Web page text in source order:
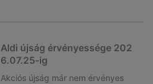
Aldi újság érvényessége 202
6.07.25-ig
Akciós újság már nem érvényes